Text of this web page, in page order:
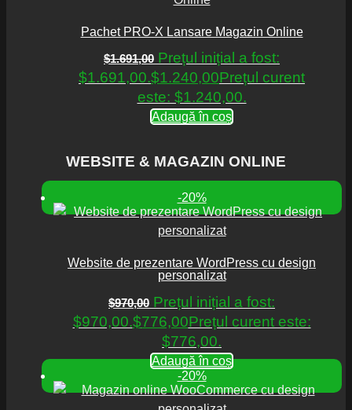
Pachet PRO-X Lansare Magazin Online
$1.691,00 Prețul inițial a fost:
$1.691,00.$1.240,00Prețul curent
este: $1.240,00.
Adaugă în coș
WEBSITE & MAGAZIN ONLINE
-20%
Website de prezentare WordPress cu design
personalizat
$970,00 Prețul inițial a fost:
$970,00.$776,00Prețul curent este:
$776,00.
Adaugă în coș
-20%